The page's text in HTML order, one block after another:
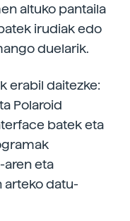
altuko pantaila
irudiak edo
duelarik.
erabil daitezke:
Polaroid
batek eta
eta
arteko datu-